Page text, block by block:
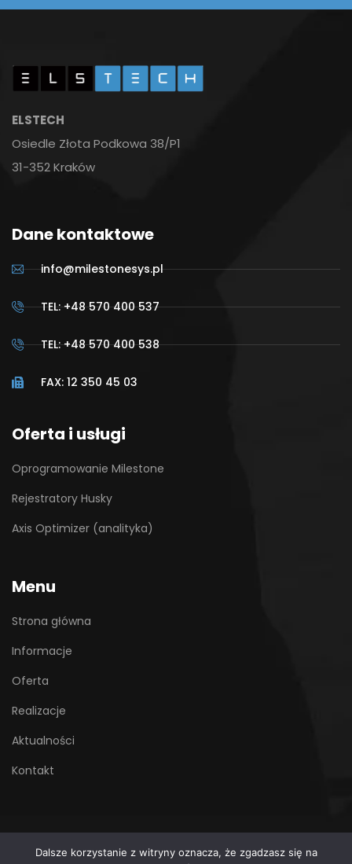
ELSTECH
Osiedle Złota Podkowa 38/P1
31-352 Kraków
Dane kontaktowe
info@milestonesys.pl
TEL: +48 570 400 537
TEL: +48 570 400 538
FAX: 12 350 45 03
Oferta i usługi
Oprogramowanie Milestone
Rejestratory Husky
Axis Optimizer (analityka)
Menu
Strona główna
Informacje
Oferta
Realizacje
Aktualności
Kontakt
Dalsze korzystanie z witryny oznacza, że zgadzasz się na